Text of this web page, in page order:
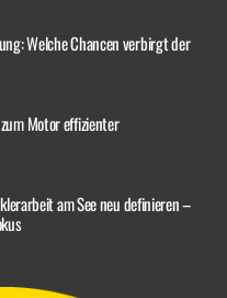
Welche Chancen verbirgt der
Motor effizienter
am See neu definieren –